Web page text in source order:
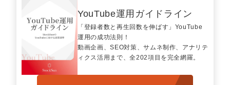
YouTube運用ガイドライン
「登録者数と再生回数を伸ばす」YouTube
運用の成功法則！
動画企画、SEO対策、サムネ制作、アナリテ
ィクス活用まで、全202項目を完全網羅。